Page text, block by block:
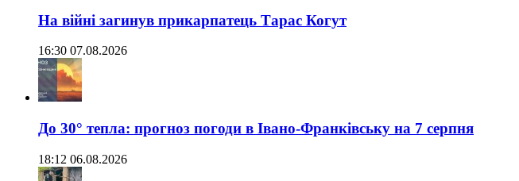
На війні загинув прикарпатець Тарас Когут
16:30 07.08.2026
До 30° тепла: прогноз погоди в Івано-Франківську на 7 серпня
18:12 06.08.2026